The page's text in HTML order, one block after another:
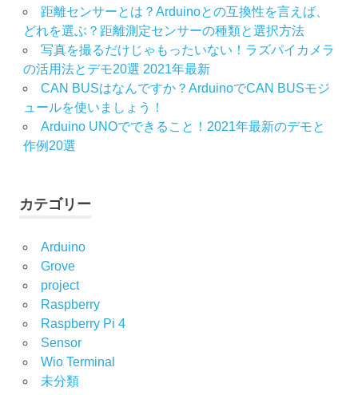
距離センサーとは？Arduinoとの互換性を言えば、
どれを選ぶ？距離測定センサーの種類と選択方法
写真を撮るだけじゃもったいない！ラズパイカメラ
の活用法とデモ20選 2021年最新
CAN BUSはなんですか？ArduinoでCAN BUSモジ
ュールを使いましょう！
Arduino UNOでできること！2021年最新のデモと
作例20選
カテゴリー
Arduino
Grove
project
Raspberry
Raspberry Pi 4
Sensor
Wio Terminal
未分類